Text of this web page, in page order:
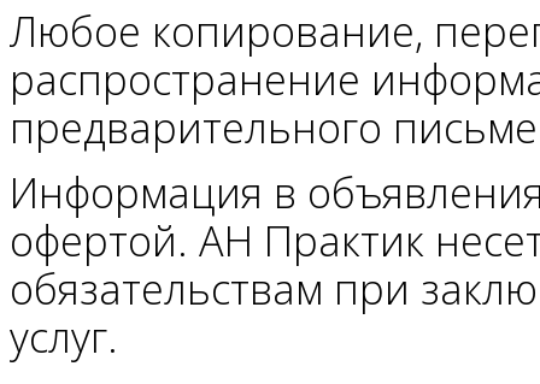
Любое копирование,
распространение
предварительного
Информация в
офертой. АН Практик
обязательствам при
услуг.